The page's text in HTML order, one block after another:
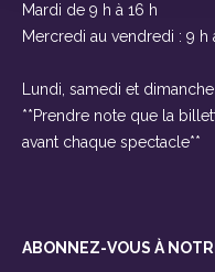
Mardi de 9 h à 16 h
Mercredi au vendredi : 9 h
Lundi, samedi et dimanche
**Prendre note que la
avant chaque spectacle**
ABONNEZ-VOUS À